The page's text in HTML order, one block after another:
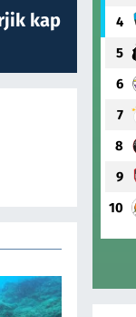
kap
4
5
6
7
8
9
10